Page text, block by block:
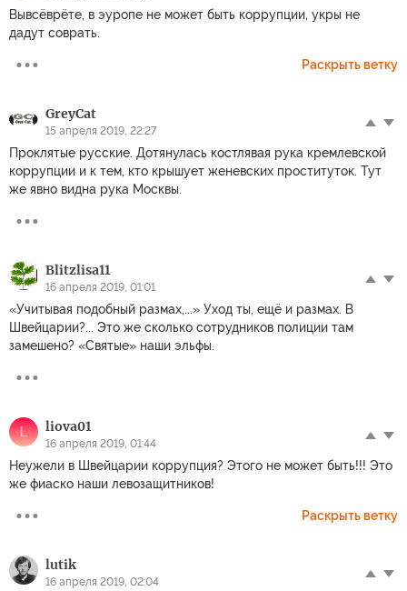
Вывсёврёте, в эуропе не может быть коррупции, укры не
дадут соврать.
Раскрыть ветку
GreyCat
15 апреля 2019, 22:27
Проклятые русские. Дотянулась костлявая рука кремлевской
коррупции и к тем, кто крышует женевских проституток. Тут
же явно видна рука Москвы.
Blitzlisa11
16 апреля 2019, 01:01
«Учитывая подобный размах,...» Уход ты, ещё и размах. В
Швейцарии?... Это же сколько сотрудников полиции там
замешено? «Святые» наши эльфы.
L liova01
16 апреля 2019, 01:44
Неужели в Швейцарии коррупция? Этого не может быть!!! Это
же фиаско наши левозащитников!
Раскрыть ветку
lutik
16 апреля 2019, 02:04